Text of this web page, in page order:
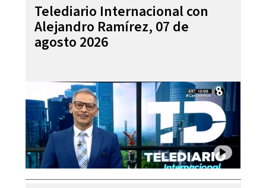
Telediario Internacional con
Alejandro Ramírez, 07 de
agosto 2026